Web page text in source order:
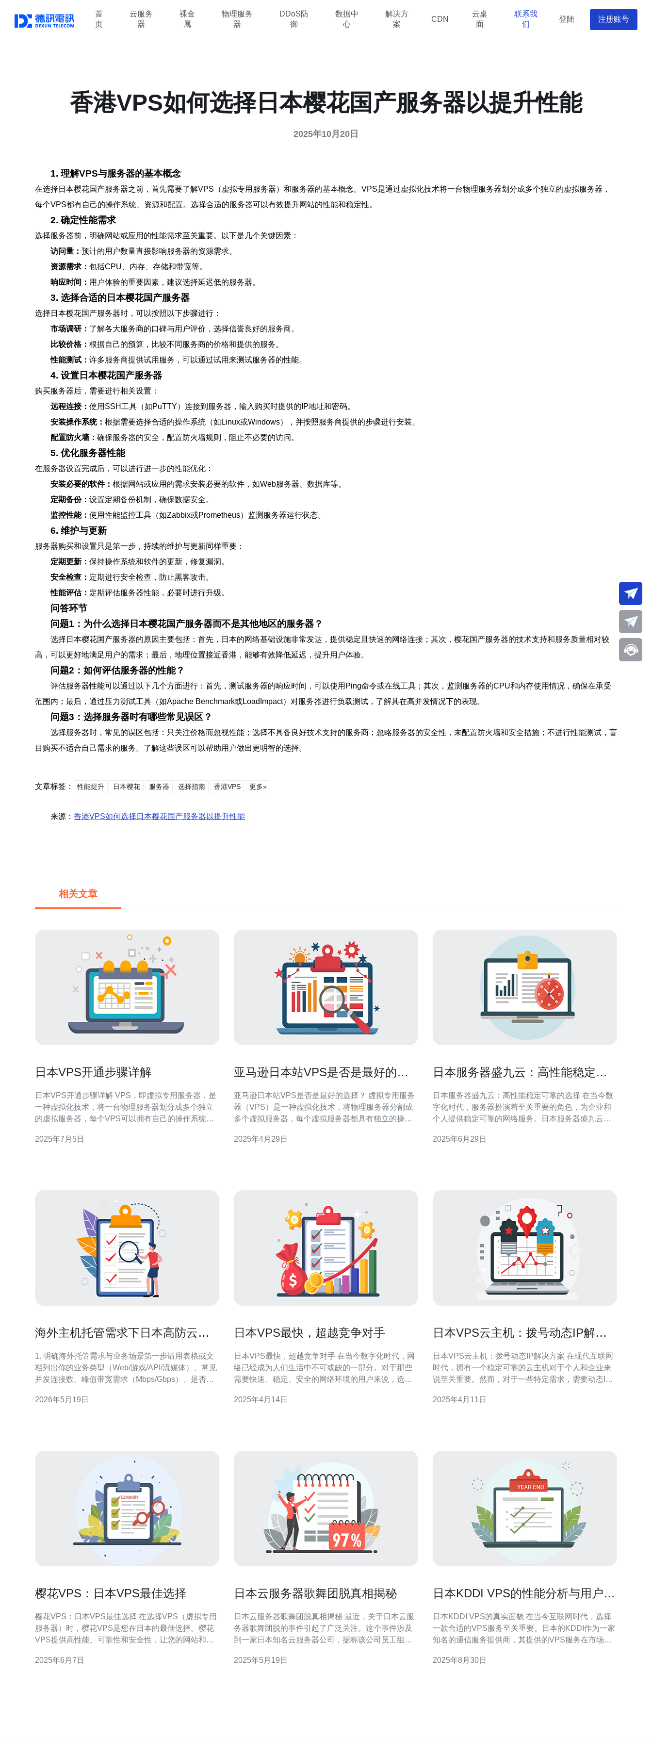
首
页
云服务
器
裸金
属
物理服务
器
DDoS防
御
数据中
心
解决方
案
CDN
云桌
面
联系我
们
登陆 注册账号
香港VPS如何选择日本樱花国产服务器以提升性能
2025年10月20日
1. 理解VPS与服务器的基本概念
在选择日本樱花国产服务器之前，首先需要了解VPS（虚拟专用服务器）和服务器的基本概念。VPS是通过虚拟化技术将一台物理服务器划分成多个独立的虚拟服务器，
每个VPS都有自己的操作系统、资源和配置。选择合适的服务器可以有效提升网站的性能和稳定性。
2. 确定性能需求
选择服务器前，明确网站或应用的性能需求至关重要。以下是几个关键因素：
访问量： 预计的用户数量直接影响服务器的资源需求。
资源需求： 包括CPU、内存、存储和带宽等。
响应时间： 用户体验的重要因素，建议选择延迟低的服务器。
3. 选择合适的日本樱花国产服务器
选择日本樱花国产服务器时，可以按照以下步骤进行：
市场调研： 了解各大服务商的口碑与用户评价，选择信誉良好的服务商。
比较价格： 根据自己的预算，比较不同服务商的价格和提供的服务。
性能测试： 许多服务商提供试用服务，可以通过试用来测试服务器的性能。
4. 设置日本樱花国产服务器
购买服务器后，需要进行相关设置：
远程连接： 使用SSH工具（如PuTTY）连接到服务器，输入购买时提供的IP地址和密码。
安装操作系统： 根据需要选择合适的操作系统（如Linux或Windows），并按照服务商提供的步骤进行安装。
配置防火墙： 确保服务器的安全，配置防火墙规则，阻止不必要的访问。
5. 优化服务器性能
在服务器设置完成后，可以进行进一步的性能优化：
安装必要的软件： 根据网站或应用的需求安装必要的软件，如Web服务器、数据库等。
定期备份： 设置定期备份机制，确保数据安全。
监控性能： 使用性能监控工具（如Zabbix或Prometheus）监测服务器运行状态。
6. 维护与更新
服务器购买和设置只是第一步，持续的维护与更新同样重要：
定期更新： 保持操作系统和软件的更新，修复漏洞。
安全检查： 定期进行安全检查，防止黑客攻击。
性能评估： 定期评估服务器性能，必要时进行升级。
问答环节
问题1：为什么选择日本樱花国产服务器而不是其他地区的服务器？
选择日本樱花国产服务器的原因主要包括：首先，日本的网络基础设施非常发达，提供稳定且快速的网络连接；其次，樱花国产服务器的技术支持和服务质量相对较
高，可以更好地满足用户的需求；最后，地理位置接近香港，能够有效降低延迟，提升用户体验。
问题2：如何评估服务器的性能？
评估服务器性能可以通过以下几个方面进行：首先，测试服务器的响应时间，可以使用Ping命令或在线工具；其次，监测服务器的CPU和内存使用情况，确保在承受
范围内；最后，通过压力测试工具（如Apache Benchmark或LoadImpact）对服务器进行负载测试，了解其在高并发情况下的表现。
问题3：选择服务器时有哪些常见误区？
选择服务器时，常见的误区包括：只关注价格而忽视性能；选择不具备良好技术支持的服务商；忽略服务器的安全性，未配置防火墙和安全措施；不进行性能测试，盲
目购买不适合自己需求的服务。了解这些误区可以帮助用户做出更明智的选择。
文章标签： 性能提升 日本樱花 服务器 选择指南 香港VPS 更多»
来源： 香港VPS如何选择日本樱花国产服务器以提升性能
相关文章
日本VPS开通步骤详解
日本VPS开通步骤详解 VPS，即虚拟专用服务器，是
一种虚拟化技术，将一台物理服务器划分成多个独立
的虚拟服务器，每个VPS可以拥有自己的操作系统和
的网络性能和稳定的网络连接速度，适合需要高质量
2025年7月5日
亚马逊日本站VPS是否是最好的选
亚马逊日本站VPS是否是最好的选择？ 虚拟专用服务
器（VPS）是一种虚拟化技术，将物理服务器分割成
多个虚拟服务器，每个虚拟服务器都具有独立的操作
使用户能够根据自己的需求配置和管理服务器。 亚马
2025年4月29日
日本服务器盛九云：高性能稳定可
日本服务器盛九云：高性能稳定可靠的选择 在当今数
字化时代，服务器扮演着至关重要的角色，为企业和
个人提供稳定可靠的网络服务。日本服务器盛九云以
户的首选。 日本服务器盛九云配备最先进的硬件设备
2025年6月29日
海外主机托管需求下日本高防云服
1. 明确海外托管需求与业务场景第一步请用表格或文
档列出你的业务类型（Web/游戏/API/流媒体）、常见
并发连接数、峰值带宽需求（Mbps/Gbps）、是否需
及容灾恢复目标（RTO/RPO）。举例：游戏服峰值并
2026年5月19日
日本VPS最快，超越竞争对手
日本VPS最快，超越竞争对手 在当今数字化时代，网
络已经成为人们生活中不可或缺的一部分。对于那些
需要快速、稳定、安全的网络环境的用户来说，选择
这方面，日本VPS在速度方面超越了竞争对手，成为
2025年4月14日
日本VPS云主机：拨号动态IP解决
日本VPS云主机：拨号动态IP解决方案 在现代互联网
时代，拥有一个稳定可靠的云主机对于个人和企业来
说至关重要。然而，对于一些特定需求，需要动态IP
足需求。在这篇文章中，我们将介绍一种适用于日本
2025年4月11日
樱花VPS：日本VPS最佳选择
樱花VPS：日本VPS最佳选择 在选择VPS（虚拟专用
服务器）时，樱花VPS是您在日本的最佳选择。樱花
VPS提供高性能、可靠性和安全性，让您的网站和应
以及为什么它是日本VPS市场的最佳选择。 樱花VPS
2025年6月7日
日本云服务器歌舞团脱真相揭秘
日本云服务器歌舞团脱真相揭秘 最近，关于日本云服
务器歌舞团脱的事件引起了广泛关注。这个事件涉及
到一家日本知名云服务器公司，据称该公司员工组成
发了社会舆论的热议，许多人对此事感到震惊和愤
2025年5月19日
日本KDDI VPS的性能分析与用户评
日本KDDI VPS的真实面貌 在当今互联网时代，选择
一款合适的VPS服务至关重要。日本的KDDI作为一家
知名的通信服务提供商，其提供的VPS服务在市场上
析，并结合用户的真实评价，帮助您全面了解这款产
2025年8月30日